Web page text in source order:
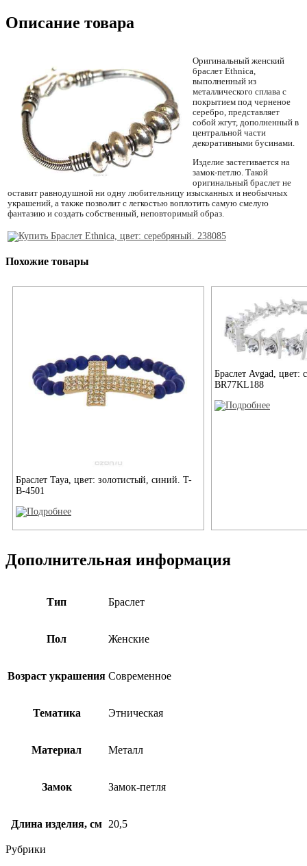
Описание товара
Оригинальный женский
браслет Ethnica,
выполненный из
металлического сплава с
покрытием под черненое
серебро, представляет
собой жгут, дополненный в
центральной части
декоративными бусинами.
Изделие застегивается на
замок-петлю. Такой
оригинальный браслет не
оставит равнодушной ни одну любительницу изысканных и необычных
украшений, а также позволит с легкостью воплотить самую смелую
фантазию и создать собственный, неповторимый образ.
Похожие товары
Браслет Taya, цвет: золотистый, синий. T-
B-4501
Браслет Avgad, цвет:
BR77KL188
Дополнительная информация
Тип Браслет
Пол Женские
Возраст украшения Современное
Тематика Этническая
Материал Металл
Замок Замок-петля
Длина изделия, см 20,5
Рубрики